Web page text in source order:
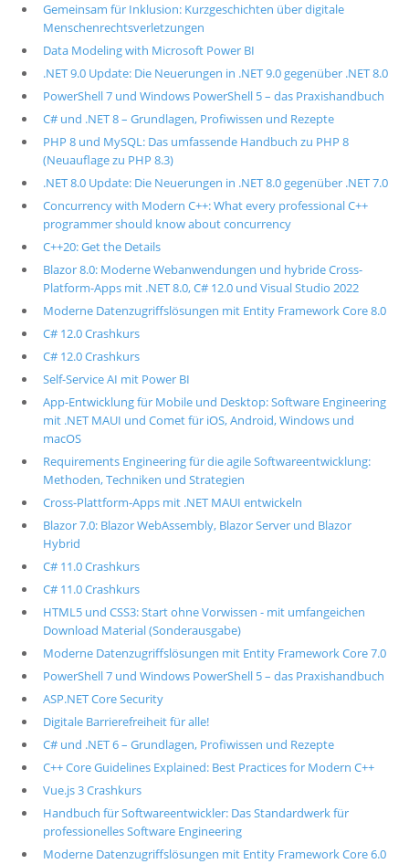
Gemeinsam für Inklusion: Kurzgeschichten über digitale
Menschenrechtsverletzungen
Data Modeling with Microsoft Power BI
.NET 9.0 Update: Die Neuerungen in .NET 9.0 gegenüber .NET 8.0
PowerShell 7 und Windows PowerShell 5 – das Praxishandbuch
C# und .NET 8 – Grundlagen, Profiwissen und Rezepte
PHP 8 und MySQL: Das umfassende Handbuch zu PHP 8
(Neuauflage zu PHP 8.3)
.NET 8.0 Update: Die Neuerungen in .NET 8.0 gegenüber .NET 7.0
Concurrency with Modern C++: What every professional C++
programmer should know about concurrency
C++20: Get the Details
Blazor 8.0: Moderne Webanwendungen und hybride Cross-
Platform-Apps mit .NET 8.0, C# 12.0 und Visual Studio 2022
Moderne Datenzugriffslösungen mit Entity Framework Core 8.0
C# 12.0 Crashkurs
C# 12.0 Crashkurs
Self-Service AI mit Power BI
App-Entwicklung für Mobile und Desktop: Software Engineering
mit .NET MAUI und Comet für iOS, Android, Windows und
macOS
Requirements Engineering für die agile Softwareentwicklung:
Methoden, Techniken und Strategien
Cross-Plattform-Apps mit .NET MAUI entwickeln
Blazor 7.0: Blazor WebAssembly, Blazor Server und Blazor
Hybrid
C# 11.0 Crashkurs
C# 11.0 Crashkurs
HTML5 und CSS3: Start ohne Vorwissen - mit umfangeichen
Download Material (Sonderausgabe)
Moderne Datenzugriffslösungen mit Entity Framework Core 7.0
PowerShell 7 und Windows PowerShell 5 – das Praxishandbuch
ASP.NET Core Security
Digitale Barrierefreiheit für alle!
C# und .NET 6 – Grundlagen, Profiwissen und Rezepte
C++ Core Guidelines Explained: Best Practices for Modern C++
Vue.js 3 Crashkurs
Handbuch für Softwareentwickler: Das Standardwerk für
professionelles Software Engineering
Moderne Datenzugriffslösungen mit Entity Framework Core 6.0